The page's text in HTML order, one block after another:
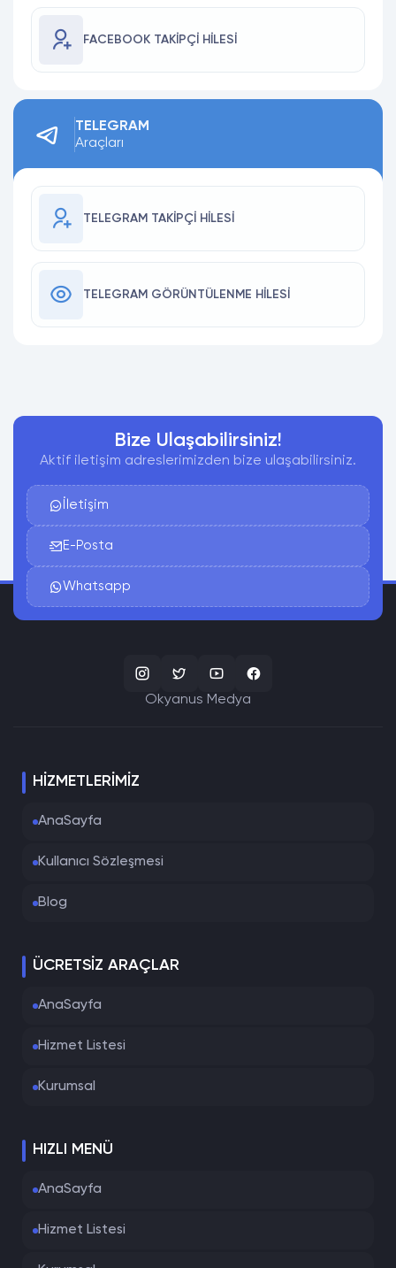
FACEBOOK TAKIPÇI HILESI
TELEGRAM
Araçları
TELEGRAM TAKIPÇI HILESI
TELEGRAM GÖRÜNTÜLENME HILESI
Bize Ulaşabilirsiniz!
Aktif iletişim adreslerimizden bize ulaşabilirsiniz.
İletişim
E-Posta
Whatsapp
Okyanus Medya
HIZMETLERIMIZ
AnaSayfa
Kullanıcı Sözleşmesi
Blog
ÜCRETSIZ ARAÇLAR
AnaSayfa
Hizmet Listesi
Kurumsal
HIZLI MENÜ
AnaSayfa
Hizmet Listesi